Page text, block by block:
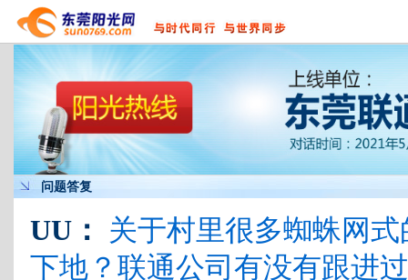
问题答复
UU：
关于村里很多蜘蛛网
下地？联通公司有没有跟进